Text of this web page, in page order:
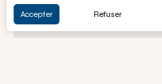
Accepter Refuser